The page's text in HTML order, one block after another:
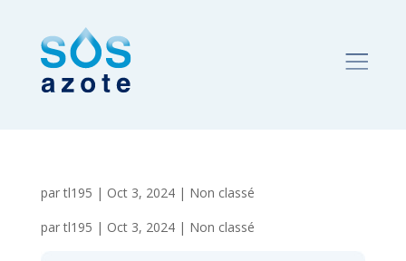
partl195 | Oct 3, 2024| Non classé
partl195 | Oct 3, 2024| Non classé